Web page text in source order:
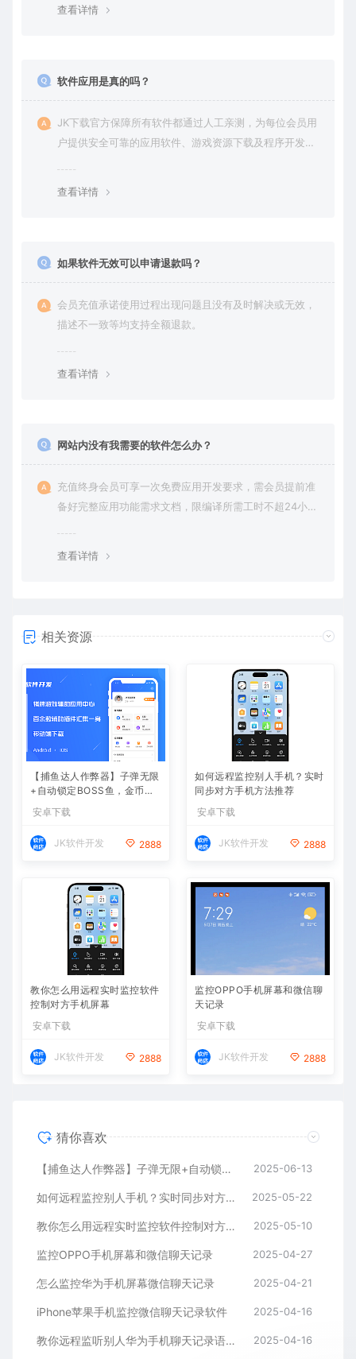
查看详情
软件应用是真的吗？
JK下载官方保障所有软件都通过人工亲测，为每位会员用
户提供安全可靠的应用软件、游戏资源下载及程序开发服
查看详情
如果软件无效可以申请退款吗？
会员充值承诺使用过程出现问题且没有及时解决或无效，
描述不一致等均支持全额退款。
查看详情
网站内没有我需要的软件怎么办？
充值终身会员可享一次免费应用开发要求，需会员提前准
备好完整应用功能需求文档，限编译所需工时不超24小
查看详情
相关资源
【捕鱼达人作弊器】子弹无限
+自动锁定BOSS鱼，金币爆
安卓下载
JK软件开发 2888
如何远程监控别人手机？实时
同步对方手机方法推荐
安卓下载
JK软件开发 2888
教你怎么用远程实时监控软件
控制对方手机屏幕
安卓下载
JK软件开发 2888
监控OPPO手机屏幕和微信聊
天记录
安卓下载
JK软件开发 2888
猜你喜欢
【捕鱼达人作弊器】子弹无限+自动锁定BOSS鱼，金币爆仓 2025-06-13
如何远程监控别人手机？实时同步对方手机方法推荐 2025-05-22
教你怎么用远程实时监控软件控制对方手机屏幕 2025-05-10
监控OPPO手机屏幕和微信聊天记录 2025-04-27
怎么监控华为手机屏幕微信聊天记录 2025-04-21
iPhone苹果手机监控微信聊天记录软件 2025-04-16
教你远程监听别人华为手机聊天记录语音通话内容 2025-04-16